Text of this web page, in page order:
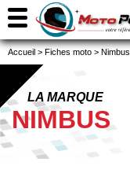
Accueil > Fiches moto > Nimbus
LA MARQUE
NIMBUS